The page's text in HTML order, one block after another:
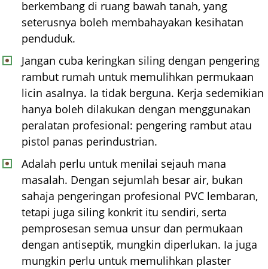
berkembang di ruang bawah tanah, yang
seterusnya boleh membahayakan kesihatan
penduduk.
Jangan cuba keringkan siling dengan pengering
rambut rumah untuk memulihkan permukaan
licin asalnya. Ia tidak berguna. Kerja sedemikian
hanya boleh dilakukan dengan menggunakan
peralatan profesional: pengering rambut atau
pistol panas perindustrian.
Adalah perlu untuk menilai sejauh mana
masalah. Dengan sejumlah besar air, bukan
sahaja pengeringan profesional PVC lembaran,
tetapi juga siling konkrit itu sendiri, serta
pemprosesan semua unsur dan permukaan
dengan antiseptik, mungkin diperlukan. Ia juga
mungkin perlu untuk memulihkan plaster